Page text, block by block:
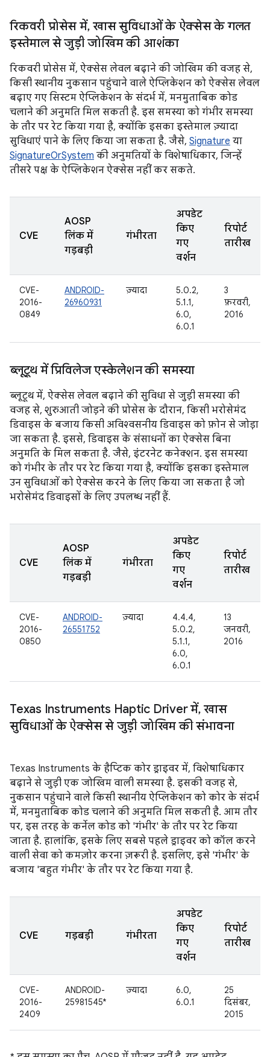
रिकवरी प्रोसेस में, खास सुविधाओं के ऐक्सेस के गलत
इस्तेमाल से जुड़ी जोखिम की आशंका
रिकवरी प्रोसेस में, ऐक्सेस लेवल बढ़ाने की जोखिम की वजह से,
किसी स्थानीय नुकसान पहुंचाने वाले ऐप्लिकेशन को ऐक्सेस लेवल
बढ़ाए गए सिस्टम ऐप्लिकेशन के संदर्भ में, मनमुताबिक कोड
चलाने की अनुमति मिल सकती है. इस समस्या को गंभीर समस्या
के तौर पर रेट किया गया है, क्योंकि इसका इस्तेमाल ज़्यादा
सुविधाएं पाने के लिए किया जा सकता है. जैसे, Signature या
SignatureOrSystem की अनुमतियों के विशेषाधिकार, जिन्हें
तीसरे पक्ष के ऐप्लिकेशन ऐक्सेस नहीं कर सकते.
CVE
AOSP
लिंक में
गड़बड़ी
गंभीरता
अपडेट
किए
गए
वर्शन
रिपोर्ट
तारीख
CVE-
2016-
0849
ANDROID-
26960931
ज़्यादा
5.0.2,
5.1.1,
6.0,
6.0.1
3
फ़रवरी,
2016
ब्लूटूथ में प्रिविलेज एस्केलेशन की समस्या
ब्लूटूथ में, ऐक्सेस लेवल बढ़ाने की सुविधा से जुड़ी समस्या की
वजह से, शुरुआती जोड़ने की प्रोसेस के दौरान, किसी भरोसेमंद
डिवाइस के बजाय किसी अविश्वसनीय डिवाइस को फ़ोन से जोड़ा
जा सकता है. इससे, डिवाइस के संसाधनों का ऐक्सेस बिना
अनुमति के मिल सकता है. जैसे, इंटरनेट कनेक्शन. इस समस्या
को गंभीर के तौर पर रेट किया गया है, क्योंकि इसका इस्तेमाल
उन सुविधाओं को ऐक्सेस करने के लिए किया जा सकता है जो
भरोसेमंद डिवाइसों के लिए उपलब्ध नहीं हैं.
CVE
AOSP
लिंक में
गड़बड़ी
गंभीरता
अपडेट
किए
गए
वर्शन
रिपोर्ट
तारीख
CVE-
2016-
0850
ANDROID-
26551752
ज़्यादा
4.4.4,
5.0.2,
5.1.1,
6.0,
6.0.1
13
जनवरी,
2016
Texas Instruments Haptic Driver में, खास
सुविधाओं के ऐक्सेस से जुड़ी जोखिम की संभावना
Texas Instruments के हैप्टिक कोर ड्राइवर में, विशेषाधिकार
बढ़ाने से जुड़ी एक जोखिम वाली समस्या है. इसकी वजह से,
नुकसान पहुंचाने वाले किसी स्थानीय ऐप्लिकेशन को कोर के संदर्भ
में, मनमुताबिक कोड चलाने की अनुमति मिल सकती है. आम तौर
पर, इस तरह के कर्नेल कोड को 'गंभीर' के तौर पर रेट किया
जाता है. हालांकि, इसके लिए सबसे पहले ड्राइवर को कॉल करने
वाली सेवा को कमज़ोर करना ज़रूरी है. इसलिए, इसे 'गंभीर' के
बजाय 'बहुत गंभीर' के तौर पर रेट किया गया है.
CVE गड़बड़ी गंभीरता
अपडेट
किए
गए
वर्शन
रिपोर्ट
तारीख
CVE-
2016-
2409
ANDROID-
25981545*
ज़्यादा
6.0,
6.0.1
25
दिसंबर,
2015